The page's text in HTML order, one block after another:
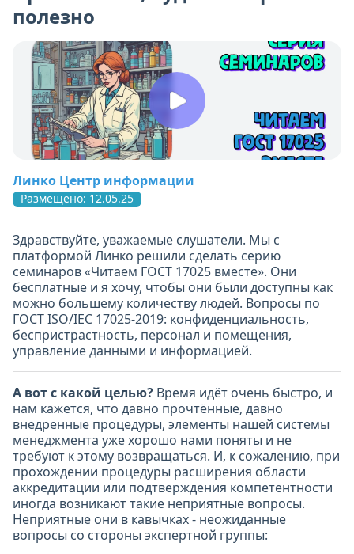
полезно
Линко Центр информации
Размещено: 12.05.25
Здравствуйте, уважаемые слушатели. Мы с
платформой Линко решили сделать серию
семинаров «Читаем ГОСТ 17025 вместе». Они
бесплатные и я хочу, чтобы они были доступны как
можно большему количеству людей. Вопросы по
ГОСТ ISO/IEC 17025-2019: конфиденциальность,
беспристрастность, персонал и помещения,
управление данными и информацией.
А вот с какой целью? Время идёт очень быстро, и
нам кажется, что давно прочтённые, давно
внедренные процедуры, элементы нашей системы
менеджмента уже хорошо нами поняты и не
требуют к этому возвращаться. И, к сожалению, при
прохождении процедуры расширения области
аккредитации или подтверждения компетентности
иногда возникают такие неприятные вопросы.
Неприятные они в кавычках - неожиданные
вопросы со стороны экспертной группы: